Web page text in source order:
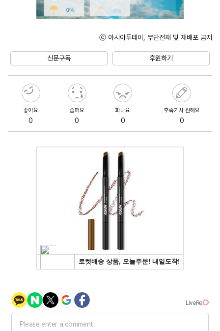
ⓒ 아시아투데이, 무단전재 및 재배포 금지
신문구독 후원하기
좋아요
0
슬퍼요
0
화나요
0
후속기사 원해요
0